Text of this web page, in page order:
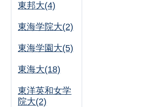
東邦大(4)
東海学院大(2)
東海学園大(5)
東海大(18)
東洋英和女学
院大(2)